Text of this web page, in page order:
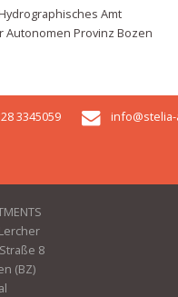
Amt
Autonomen Provinz Bozen
3345059
8
(BZ)